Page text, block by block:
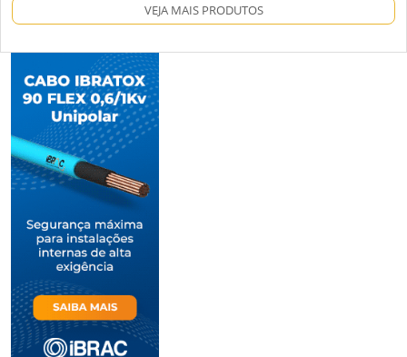
VEJA MAIS PRODUTOS